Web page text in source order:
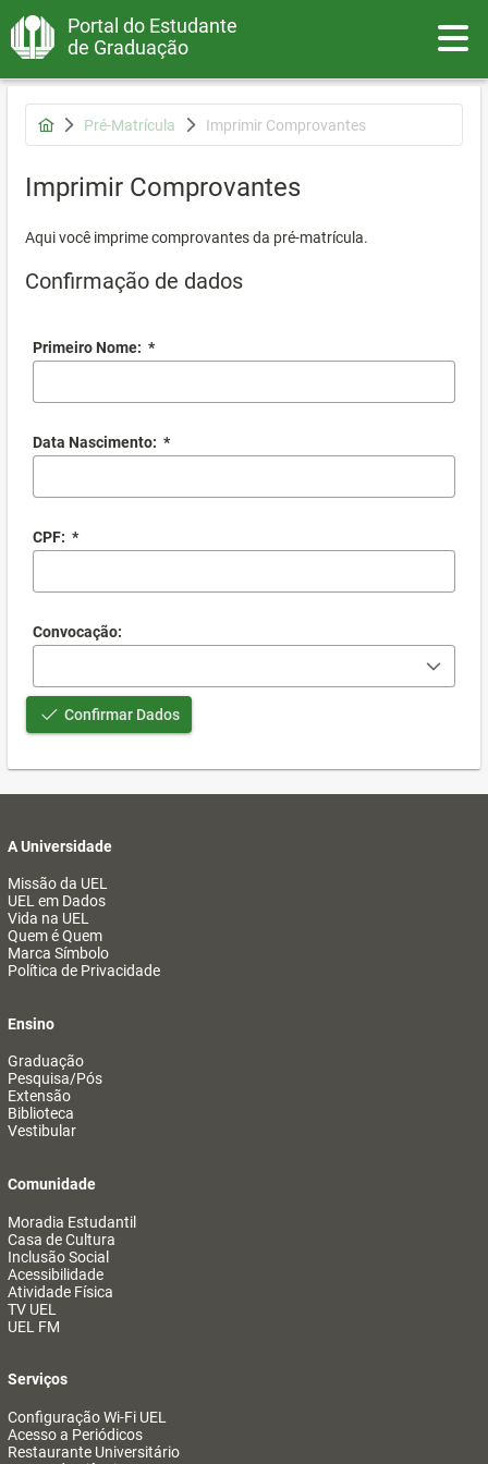
Portal do Estudante
de Graduação
Pré-Matrícula Imprimir Comprovantes
Imprimir Comprovantes
Aqui você imprime comprovantes da pré-matrícula.
Confirmação de dados
Primeiro Nome: *
Data Nascimento: *
CPF: *
Convocação:
Confirmar Dados
A Universidade
Missão da UEL
UEL em Dados
Vida na UEL
Quem é Quem
Marca Símbolo
Política de Privacidade
Ensino
Graduação
Pesquisa/Pós
Extensão
Biblioteca
Vestibular
Comunidade
Moradia Estudantil
Casa de Cultura
Inclusão Social
Acessibilidade
Atividade Física
TV UEL
UEL FM
Serviços
Configuração Wi-Fi UEL
Acesso a Periódicos
Restaurante Universitário